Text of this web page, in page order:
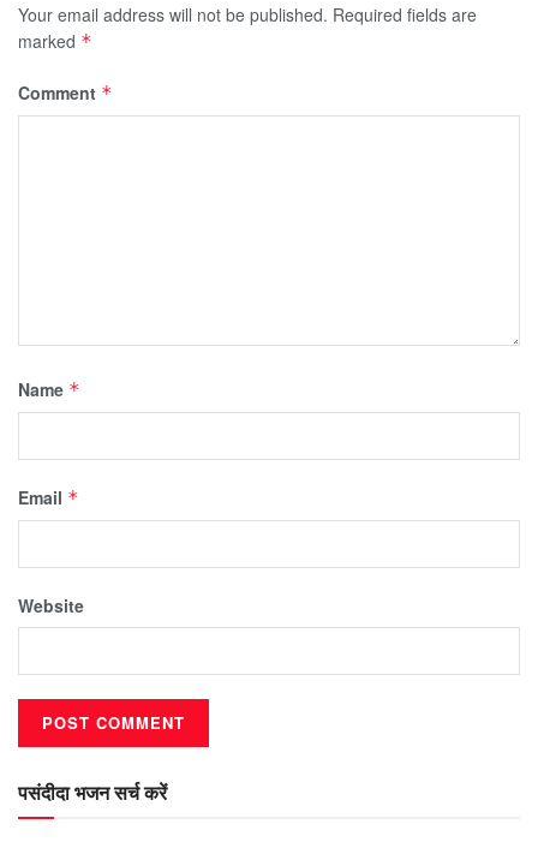
Your email address will not be published. Required fields are
marked *
Comment *
Name *
Email *
Website
पसंदीदा भजन सर्च करें